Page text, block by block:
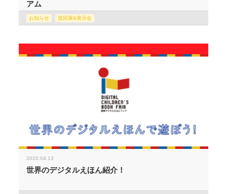
アム
お知らせ 巡回展&展示会
2020.04.13
世界のデジタルえほん紹介！